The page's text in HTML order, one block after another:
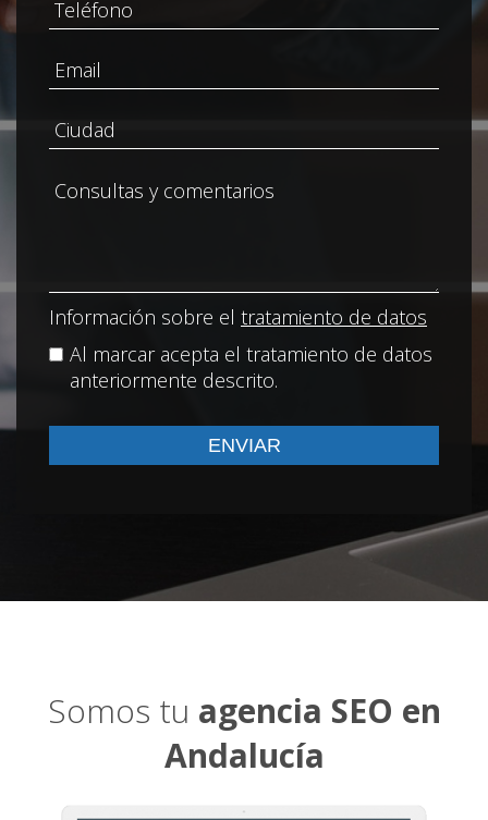
Información sobre el tratamiento de datos
Al marcar acepta el tratamiento de datos
anteriormente descrito.
Somos tu agencia SEO en
Andalucía